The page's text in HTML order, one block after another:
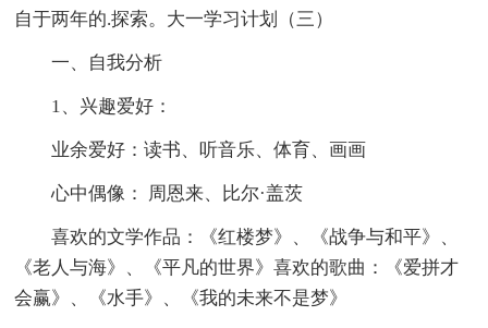
自于两年的.探索。大一学习计划（三）
一、自我分析
1、兴趣爱好：
业余爱好：读书、听音乐、体育、画画
心中偶像： 周恩来、比尔·盖茨
喜欢的文学作品：《红楼梦》、《战争与和平》、
《老人与海》、《平凡的世界》喜欢的歌曲：《爱拼才
会赢》、《水手》、《我的未来不是梦》